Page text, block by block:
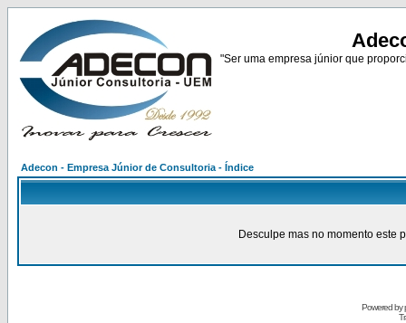
"Ser uma empresa júnior que
Adecon - Empresa Júnior de Consultoria - Índice
Desculpe mas no momento este
Powered by